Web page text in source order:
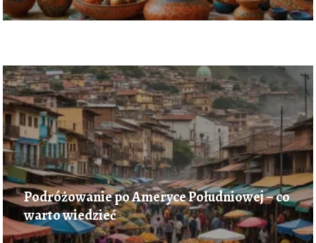
Podróżowanie po Ameryce Południowej – co
warto wiedzieć